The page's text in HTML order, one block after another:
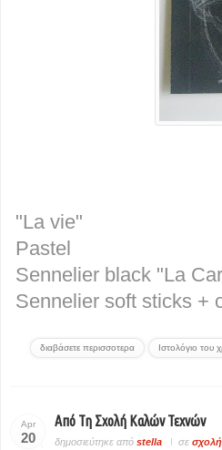
"La vie"
Pastel
Sennelier black "La
Sennelier soft sticks +
διαβάσετε περισσοτερα Ιστολόγιο του
Apr
20
Από Τη Σχολή Καλών Τεχνών
δημοσιεύτηκε από stella σε